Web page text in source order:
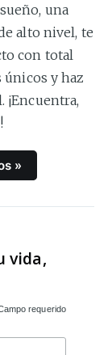
una
alto nivel, te
con total
únicos y haz
¡Encuentra,
»
vida,
requerido